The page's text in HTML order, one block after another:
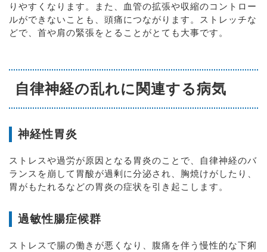
りやすくなります。また、血管の拡張や収縮のコントロー
ルができないことも、頭痛につながります。ストレッチな
どで、首や肩の緊張をとることがとても大事です。
自律神経の乱れに関連する病気
神経性胃炎
ストレスや過労が原因となる胃炎のことで、自律神経のバ
ランスを崩して胃酸が過剰に分泌され、胸焼けがしたり、
胃がもたれるなどの胃炎の症状を引き起こします。
過敏性腸症候群
ストレスで腸の働きが悪くなり、腹痛を伴う慢性的な下痢